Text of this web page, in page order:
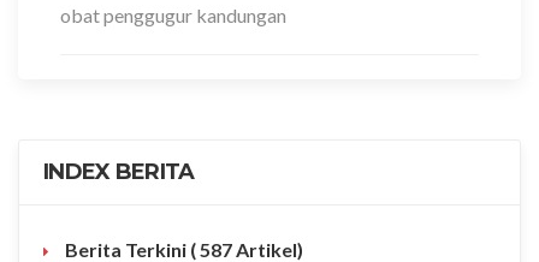
obat penggugur kandungan
INDEX BERITA
Berita Terkini ( 587 Artikel)